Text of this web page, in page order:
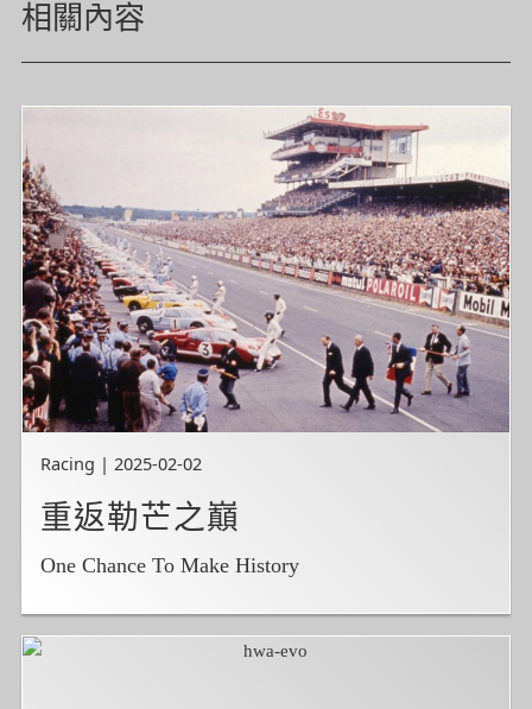
相關內容
Racing | 2025-02-02
重返勒芒之巔
One Chance To Make History